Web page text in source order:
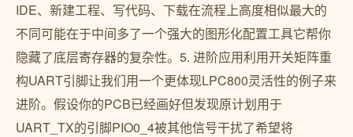
IDE、新建工程、写代码、下载在流程上高度相似最大的
不同可能在于中间多了一个强大的图形化配置工具它帮你
隐藏了底层寄存器的复杂性。5. 进阶应用利用开关矩阵重
构UART引脚让我们用一个更体现LPC800灵活性的例子来
进阶。假设你的PCB已经画好但发现原计划用于
UART_TX的引脚PIO0_4被其他信号干扰了希望将